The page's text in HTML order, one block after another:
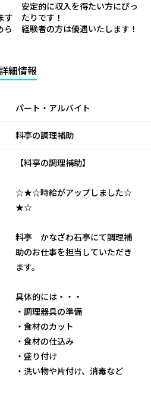
す
ら
安定的に収入を得たい方にぴっ
たりです！
経験者の方は優遇いたします！
細情報
パート・アルバイト
料亭の調理補助
【料亭の調理補助】
☆★☆時給がアップしました☆
★☆
料亭 かなざわ石亭にて調理補
助のお仕事を担当していただき
ます。
具体的には・・・
・調理器具の準備
・食材のカット
・食材の仕込み
・盛り付け
・洗い物や片付け、消毒など